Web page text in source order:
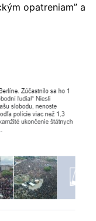
opatreniam” a